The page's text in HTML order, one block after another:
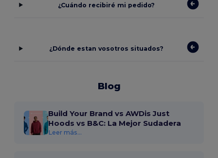
¿Cuándo recibiré mi pedido?
¿Dónde estan vosotros situados?
Blog
Build Your Brand vs AWDis Just
Hoods vs B&C: La Mejor Sudadera
Leer más...